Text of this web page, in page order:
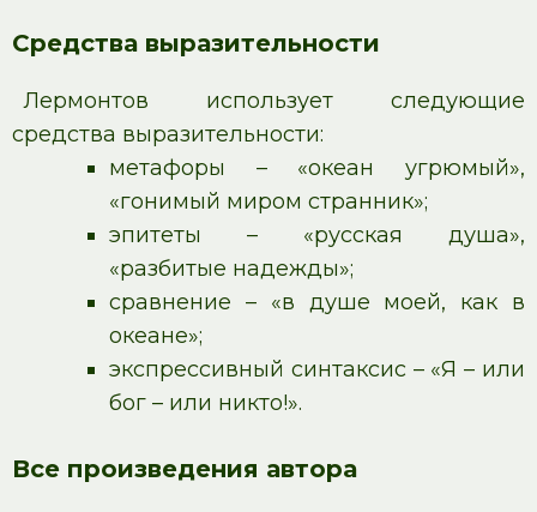
Средства выразительности
Лермонтов использует следующие
средства выразительности:
метафоры – «океан угрюмый»,
«гонимый миром странник»;
эпитеты – «русская душа»,
«разбитые надежды»;
сравнение – «в душе моей, как в
океане»;
экспрессивный синтаксис – «Я – или
бог – или никто!».
Все произведения автора